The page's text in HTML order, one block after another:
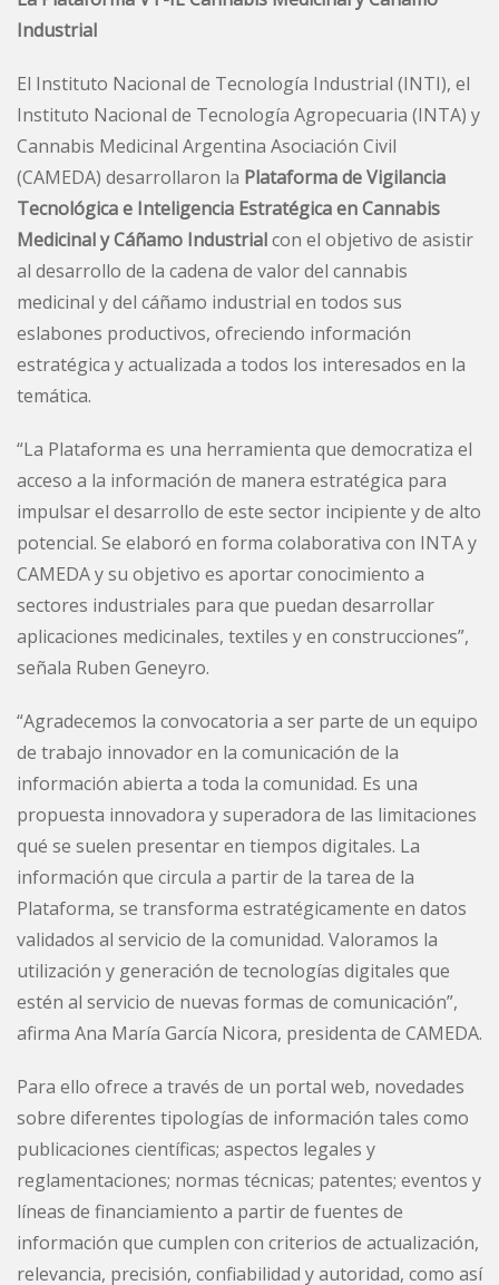
Industrial
El Instituto Nacional de Tecnología Industrial (INTI), el
Instituto Nacional de Tecnología Agropecuaria (INTA) y
Cannabis Medicinal Argentina Asociación Civil
(CAMEDA) desarrollaron la Plataforma de Vigilancia
Tecnológica e Inteligencia Estratégica en Cannabis
Medicinal y Cáñamo Industrialcon el objetivo de asistir
al desarrollo de la cadena de valor del cannabis
medicinal y del cáñamo industrial en todos sus
eslabones productivos, ofreciendo información
estratégica y actualizada a todos los interesados en la
temática.
“La Plataforma es una herramienta que democratiza el
acceso a la información de manera estratégica para
impulsar el desarrollo de este sector incipiente y de alto
potencial. Se elaboró en forma colaborativa con INTA y
CAMEDA y su objetivo es aportar conocimiento a
sectores industriales para que puedan desarrollar
aplicaciones medicinales, textiles y en construcciones”,
señala Ruben Geneyro.
“Agradecemos la convocatoria a ser parte de un equipo
de trabajo innovador en la comunicación de la
información abierta a toda la comunidad. Es una
propuesta innovadora y superadora de las limitaciones
qué se suelen presentar en tiempos digitales. La
información que circula a partir de la tarea de la
Plataforma, se transforma estratégicamente en datos
validados al servicio de la comunidad. Valoramos la
utilización y generación de tecnologías digitales que
estén al servicio de nuevas formas de comunicación”,
afirma Ana María García Nicora, presidenta de CAMEDA.
Para ello ofrece a través de un portal web, novedades
sobre diferentes tipologías de información tales como
publicaciones científicas; aspectos legales y
reglamentaciones; normas técnicas; patentes; eventos y
líneas de financiamiento a partir de fuentes de
información que cumplen con criterios de actualización,
relevancia, precisión, confiabilidad y autoridad, como así